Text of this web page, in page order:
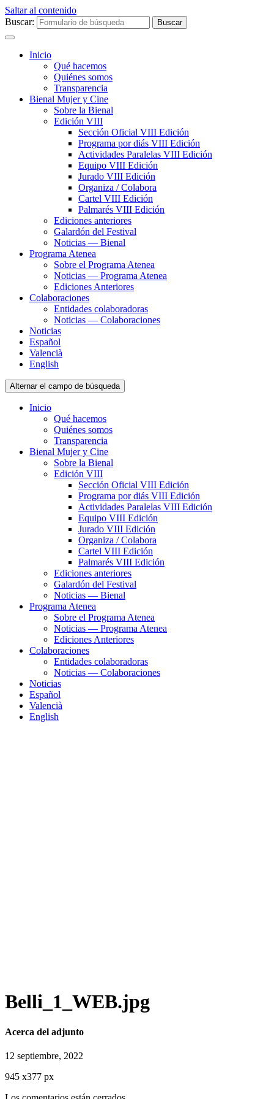
Saltar al contenido
Buscar:
Inicio
Qué hacemos
Quiénes somos
Transparencia
Bienal Mujer y Cine
Sobre la Bienal
Edición VIII
Sección Oficial VIII Edición
Programa por diás VIII Edición
Actividades Paralelas VIII Edición
Equipo VIII Edición
Jurado VIII Edición
Organiza / Colabora
Cartel VIII Edición
Palmarés VIII Edición
Ediciones anteriores
Galardón del Festival
Noticias — Bienal
Programa Atenea
Sobre el Programa Atenea
Noticias — Programa Atenea
Ediciones Anteriores
Colaboraciones
Entidades colaboradoras
Noticias — Colaboraciones
Noticias
Español
Valencià
English
Alternar el campo de búsqueda
Inicio
Qué hacemos
Quiénes somos
Transparencia
Bienal Mujer y Cine
Sobre la Bienal
Edición VIII
Sección Oficial VIII Edición
Programa por diás VIII Edición
Actividades Paralelas VIII Edición
Equipo VIII Edición
Jurado VIII Edición
Organiza / Colabora
Cartel VIII Edición
Palmarés VIII Edición
Ediciones anteriores
Galardón del Festival
Noticias — Bienal
Programa Atenea
Sobre el Programa Atenea
Noticias — Programa Atenea
Ediciones Anteriores
Colaboraciones
Entidades colaboradoras
Noticias — Colaboraciones
Noticias
Español
Valencià
English
Belli_1_WEB.jpg
Acerca del adjunto
12 septiembre, 2022
945 x377 px